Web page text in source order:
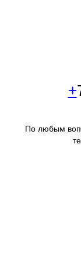
+
По любым